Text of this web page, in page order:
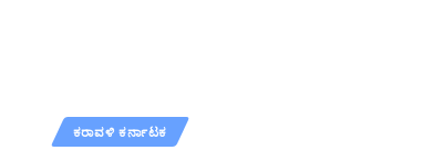
ಕರಾವಳಿ ಕರ್ನಾಟಕ